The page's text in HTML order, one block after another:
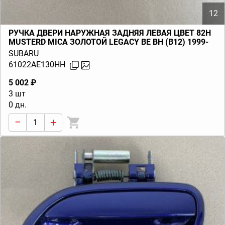
12
РУЧКА ДВЕРИ НАРУЖНАЯ ЗАДНЯЯ ЛЕВАЯ ЦВЕТ 82H
MUSTERD MICA ЗОЛОТОЙ LEGACY BE BH (B12) 1999-
2000
SUBARU
61022AE130HH
5 002 ₽
3 шт
0 дн.
− +